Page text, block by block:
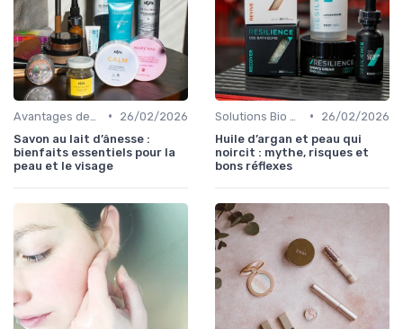
•
26/02/2026
Savon au lait d’ânesse :
bienfaits essentiels pour la
peau et le visage
•
26/02/2026
Huile d’argan et peau qui
noircit : mythe, risques et
bons réflexes